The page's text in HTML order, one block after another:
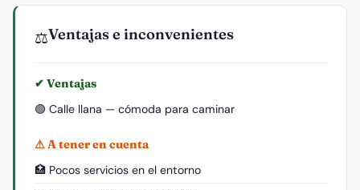
⚖️Ventajas e inconvenientes
✔ Ventajas
🟢 Calle llana — cómoda para caminar
⚠ A tener en cuenta
🏥 Pocos servicios en el entorno